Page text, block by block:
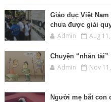
Giáo dục Việt
chưa được giải
Admin Aug
Chuyện “nhân tài”
Admin Nov
Người mẹ bắt con